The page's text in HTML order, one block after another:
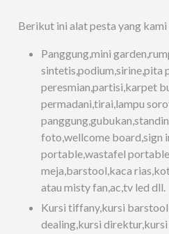
Berikut ini alat pesta yang kami
Panggung,mini
sintetis,podium,sirine,pita
peresmian,partisi,karpet
permadani,tirai,lampu
foto,wellcome board,sign
portable,wastafel
meja,barstool,kaca
atau misty fan,ac,tv led dll.
Kursi tiffany,kursi
dealing,kursi